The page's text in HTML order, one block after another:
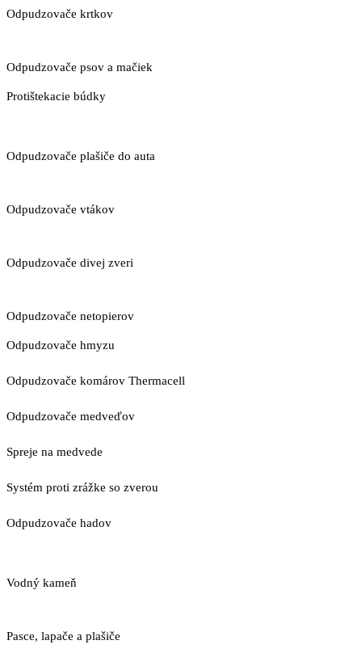
Odpudzovače krtkov
Odpudzovače psov a mačiek
Protištekacie búdky
Odpudzovače plašiče do auta
Odpudzovače vtákov
Odpudzovače divej zveri
Odpudzovače netopierov
Odpudzovače hmyzu
Odpudzovače komárov Thermacell
Odpudzovače medveďov
Spreje na medvede
Systém proti zrážke so zverou
Odpudzovače hadov
Vodný kameň
Pasce, lapače a plašiče